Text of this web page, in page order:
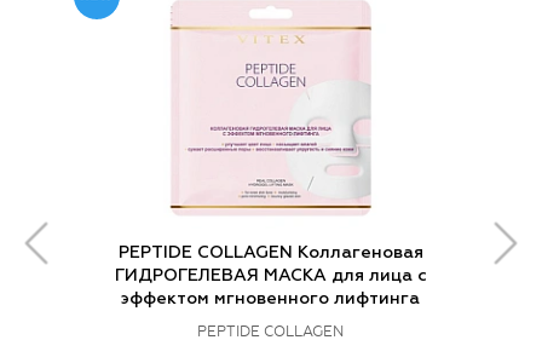
PEPTIDE COLLAGEN Коллагеновая
ГИДРОГЕЛЕВАЯ МАСКА для лица с
эффектом мгновенного лифтинга
PEPTIDE COLLAGEN